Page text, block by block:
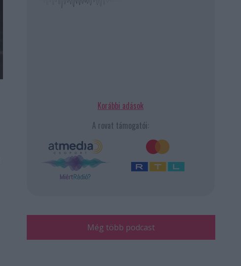
Korábbi adások
A rovat támogatói:
Még több podcast